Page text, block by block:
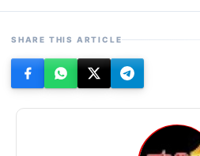
SHARE THIS ARTICLE